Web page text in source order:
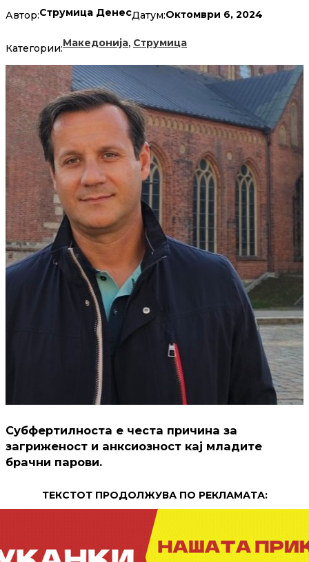
Автор:Струмица ДенесДатум:Октомври 6, 2024
Категории:Македонија, Струмица
Субфертилноста е честа причина за
загриженост и анксиозност кај младите
брачни парови.
ТЕКСТОТ ПРОДОЛЖУВА ПО РЕКЛАМАТА: